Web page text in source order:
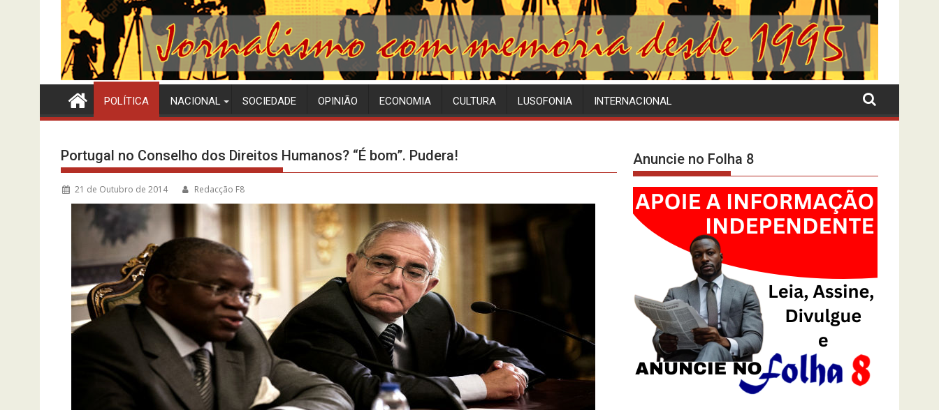
POLÍTICA NACIONAL SOCIEDADE OPINIÃO ECONOMIA CULTURA LUSOFONIA INTERNACIONAL
Portugal no Conselho dos Direitos Humanos? “É bom”. Pudera!
21 de Outubro de 2014 Redacção F8
Anuncie no Folha 8